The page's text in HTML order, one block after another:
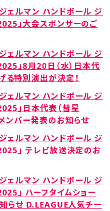
ジェルマン ハンドボール ジ
」大会スポンサーのご
ジェルマン ハンドボール ジ
」8月20日（水）日本代
る特別演出が決定！
ジェルマン ハンドボール ジ
」日本代表（彗星
ンバー発表のお知らせ
ジェルマン ハンドボール ジ
」 テレビ放送決定のお
ジェルマン ハンドボール ジ
」 ハーフタイムショー
らせ D.LEAGUE人気チー